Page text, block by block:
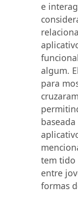
e
algum.
para
tem tido
entre
formas